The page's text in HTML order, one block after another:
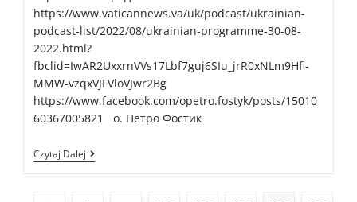
https://www.vaticannews.va/uk/podcast/ukrainian-
podcast-list/2022/08/ukrainian-programme-30-08-
2022.html?
fbclid=IwAR2UxxrnVVs17Lbf7guj6SIu_jrR0xNLm9Hfl-
MMW-vzqxVJFVloVJwr2Bg
https://www.facebook.com/opetro.fostyk/posts/15010
60367005821 о. Петро Фостик
Czytaj Dalej